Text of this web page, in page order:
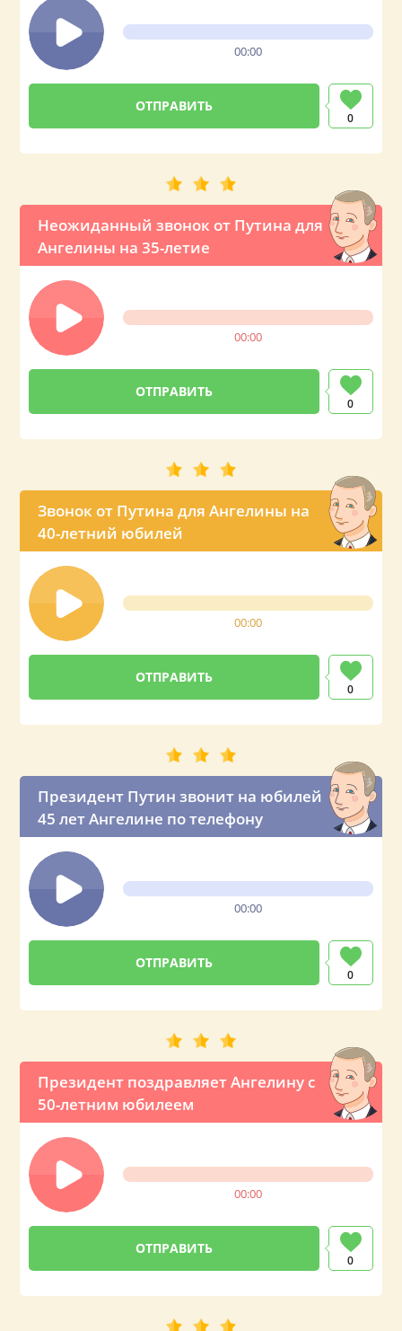
00:00
0
Неожиданный звонок от Путина для
Ангелины на 35-летие
00:00
0
Звонок от Путина для Ангелины на
40-летний юбилей
00:00
0
Президент Путин звонит на юбилей
45 лет Ангелине по телефону
00:00
0
Президент поздравляет Ангелину с
50-летним юбилеем
00:00
0